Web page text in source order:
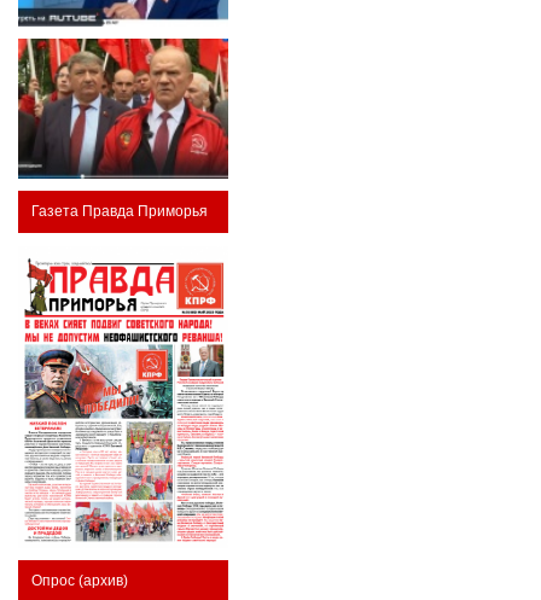
Газета Правда Приморья
Опрос (архив)